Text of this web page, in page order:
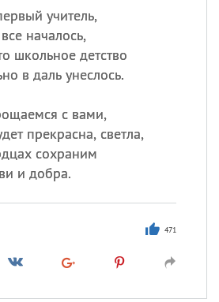
учитель,
началось,
школьное детство
в даль унеслось.
с вами,
прекрасна, светла,
сохраним
и добра.
471